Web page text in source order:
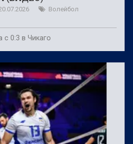
Волейбол
с 0:3 в Чикаго